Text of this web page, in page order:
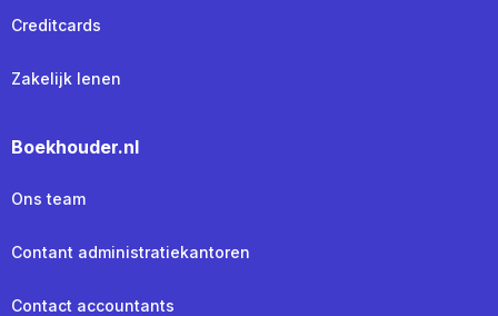
Creditcards
Zakelijk lenen
Boekhouder.nl
Ons team
Contant administratiekantoren
Contact accountants